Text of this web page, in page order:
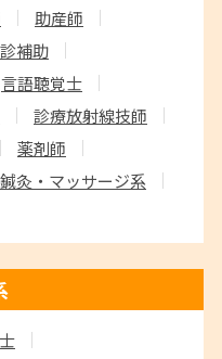
助産師
補助
言語聴覚士
診療放射線技師
薬剤師
灸・マッサージ系